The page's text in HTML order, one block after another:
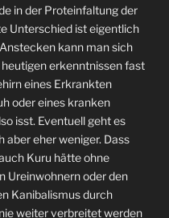
in der Proteinfaltung der
Unterschied ist eigentlich
kann man sich
erkenntnissen fast
eines Erkrankten
oder eines kranken
isst. Eventuell geht es
eher weniger. Dass
Kuru hätte ohne
Ureinwohnern oder den
Kanibalismus durch
weiter verbreitet werden